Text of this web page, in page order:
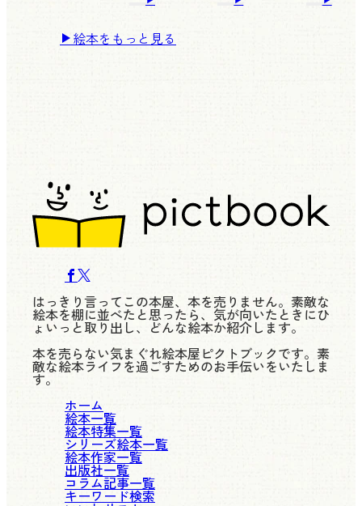
絵本をもっと見る
はっきり言ってこの本屋、本を売りません。素敵な
絵本を棚に並べたと思ったら、気が向いたときにひ
ょいっと取り出し、どんな絵本か紹介します。
本を売らない気まぐれ絵本屋ピクトブックです。素
敵な絵本ライフを過ごすためのお手伝いをいたしま
す。
ホーム
絵本一覧
絵本特集一覧
シリーズ絵本一覧
絵本作家一覧
出版社一覧
コラム記事一覧
キーワード検索